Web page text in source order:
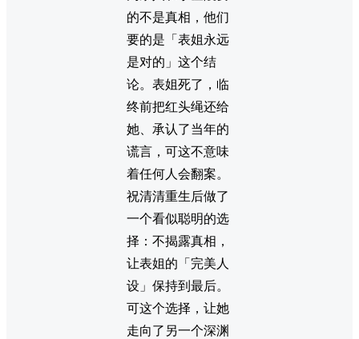
的不是真相，他们
要的是「表姐永远
是对的」这个结
论。表姐死了，临
终前把红头绳还给
她、承认了当年的
谎言，可这不意味
着任何人会翻案。
祝清清重生后做了
一个看似聪明的选
择：不揭露真相，
让表姐的「完美人
设」保持到最后。
可这个选择，让她
走向了另一个深渊